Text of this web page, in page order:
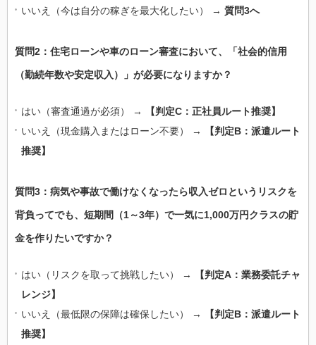
いいえ（今は自分の稼ぎを最大化したい） → 質問3へ
質問2：住宅ローンや車のローン審査において、「社会的信用
（勤続年数や安定収入）」が必要になりますか？
はい（審査通過が必須） →
【判定C：正社員ルート推奨】
いいえ（現金購入またはローン不要） →
【判定B：派遣ルート
推奨】
質問3：病気や事故で働けなくなったら収入ゼロというリスクを
背負ってでも、短期間（1～3年）で一気に1,000万円クラスの貯
金を作りたいですか？
はい（リスクを取って挑戦したい） →
【判定A：業務委託チャ
レンジ】
いいえ（最低限の保障は確保したい） →
【判定B：派遣ルート
推奨】